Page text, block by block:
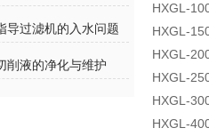
导过滤机的入水问题
削液的净化与维护
HXGL-
HXGL-
HXGL-
HXGL-